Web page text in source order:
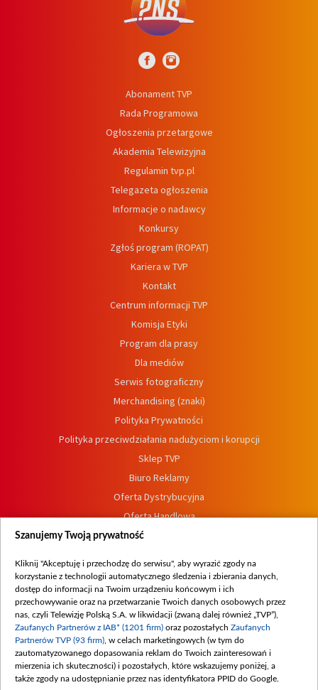
Abonament TVP
Rada Programowa
Ogłoszenia przetargowe
Akademia Telewizyjna
Regulamin tvp.pl
Telegazeta ogłoszenia
Informacje o nadawcy
Konkursy
Zgłoś program (ROPAT)
Kariera w TVP
Kontakt
Centrum informacji TVP
Komisja Etyki
Program dla prasy
Dla mediów
Serwis fotograficzny
Merchandising (znaki)
Polityka Prywatności
Polityka przeciwdziałania nadużyciom i korupcji
Sklep TVP
Biuro Reklamy
Oferta Dystrybucyjna
Oferta Handlowa
Dostępność
Procedura zgłoszeń wewnętrznych
Szanujemy Twoją prywatność
Kliknij "Akceptuję i przechodzę do serwisu", aby wyrazić zgody na
korzystanie z technologii automatycznego śledzenia i zbierania danych,
dostęp do informacji na Twoim urządzeniu końcowym i ich
przechowywanie oraz na przetwarzanie Twoich danych osobowych przez
nas, czyli Telewizję Polską S.A. w likwidacji (zwaną dalej również „TVP”),
Zaufanych Partnerów z IAB* (1201 firm) oraz pozostałych Zaufanych
Partnerów TVP (93 firm) , w celach marketingowych (w tym do
zautomatyzowanego dopasowania reklam do Twoich zainteresowań i
mierzenia ich skuteczności) i pozostałych, które wskazujemy poniżej, a
także zgody na udostępnianie przez nas identyfikatora PPID do Google.